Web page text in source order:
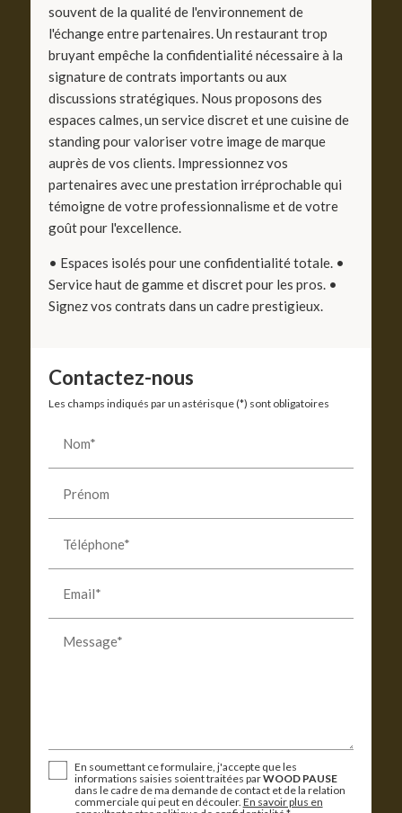
souvent de la qualité de l'environnement de
l'échange entre partenaires. Un restaurant trop
bruyant empêche la confidentialité nécessaire à la
signature de contrats importants ou aux
discussions stratégiques. Nous proposons des
espaces calmes, un service discret et une cuisine de
standing pour valoriser votre image de marque
auprès de vos clients. Impressionnez vos
partenaires avec une prestation irréprochable qui
témoigne de votre professionnalisme et de votre
goût pour l'excellence.
• Espaces isolés pour une confidentialité totale. •
Service haut de gamme et discret pour les pros. •
Signez vos contrats dans un cadre prestigieux.
Contactez-nous
Les champs indiqués par un astérisque (*) sont obligatoires
Nom*
Prénom
Téléphone*
Email*
Message*
En soumettant ce formulaire, j'accepte que les
informations saisies soient traitées parWOOD PAUSE
dans le cadre de ma demande de contact et de la relation
commerciale qui peut en découler. En savoir plus en